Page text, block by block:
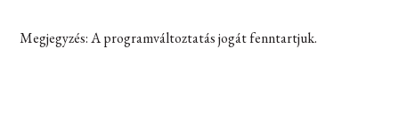
Megjegyzés: A programváltoztatás jogát fenntartjuk.